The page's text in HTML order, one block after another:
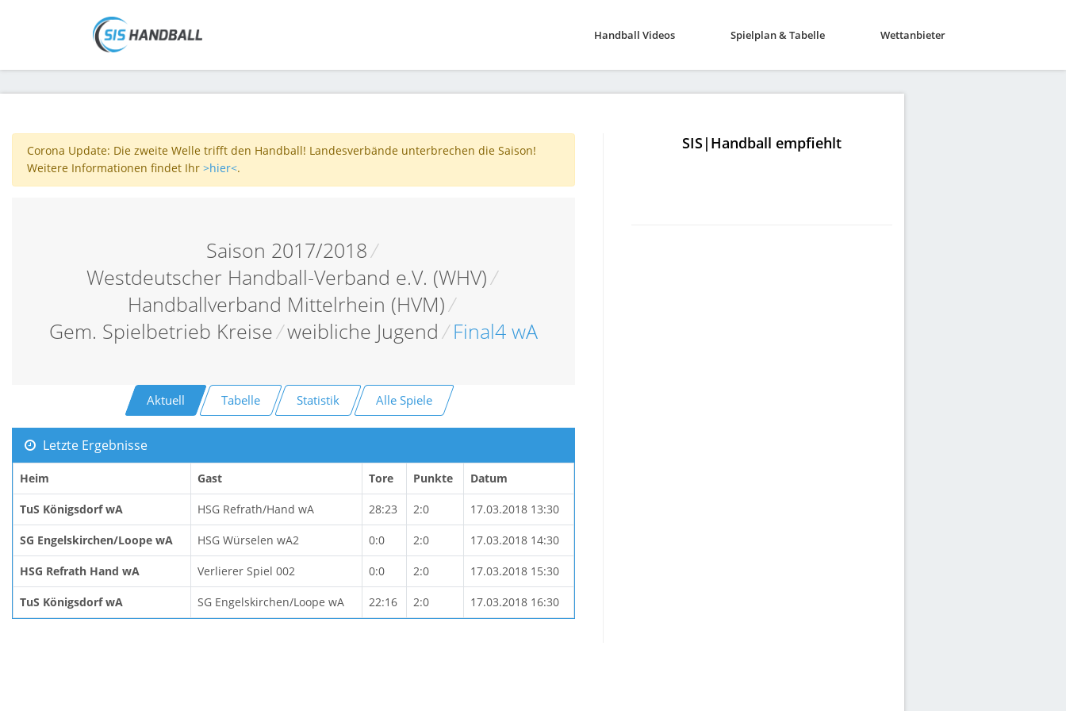
Handball Videos Spielplan & Tabelle Wettanbieter
Corona Update: Die zweite Welle trifft den Handball! Landesverbände unterbrechen die Saison!
Weitere Informationen findet Ihr >hier<.
Saison 2017/2018/
Westdeutscher Handball-Verband e.V. (WHV)/
Handballverband Mittelrhein (HVM)/
Gem. Spielbetrieb Kreise/weibliche Jugend / Final4 wA
Aktuell Tabelle Statistik Alle Spiele
Letzte Ergebnisse
Heim Gast Tore Punkte Datum
TuS Königsdorf wA HSG Refrath/Hand wA 28:23 2:0 17.03.2018 13:30
SG Engelskirchen/Loope wA HSG Würselen wA2 0:0 2:0 17.03.2018 14:30
HSG Refrath Hand wA Verlierer Spiel 002 0:0 2:0 17.03.2018 15:30
TuS Königsdorf wA SG Engelskirchen/Loope wA 22:16 2:0 17.03.2018 16:30
SIS|Handball empfiehlt